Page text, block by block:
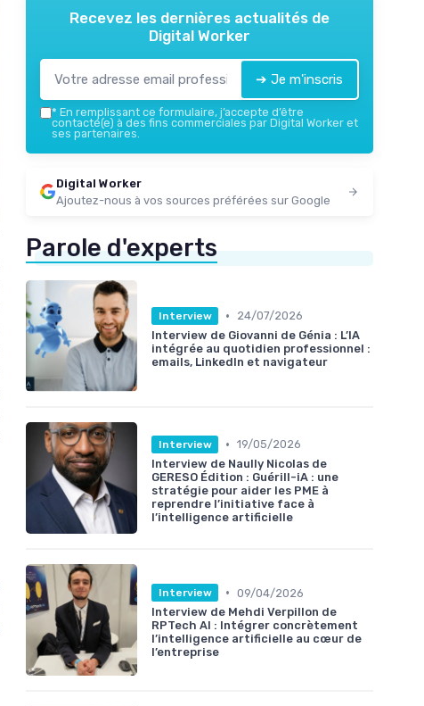
Recevez les dernières actualités de
Digital Worker
➔ Je m'inscris
* En remplissant ce formulaire, j’accepte d’être
contacté(e) à des fins commerciales par Digital Worker et
ses partenaires.
Digital Worker
Ajoutez-nous à vos sources préférées sur Google
Parole d'experts
Interview •
24/07/2026
Interview de Giovanni de Génia : L’IA
intégrée au quotidien professionnel :
emails, LinkedIn et navigateur
Interview • 19/05/2026
Interview de Naully Nicolas de
GERESO Édition : Guérill-iA : une
stratégie pour aider les PME à
reprendre l’initiative face à
l’intelligence artificielle
Interview • 09/04/2026
Interview de Mehdi Verpillon de
RPTech AI : Intégrer concrètement
l’intelligence artificielle au cœur de
l’entreprise